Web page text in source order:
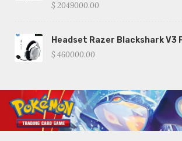
$ 2049000.00
Headset Razer Blackshark V3
$ 460000.00